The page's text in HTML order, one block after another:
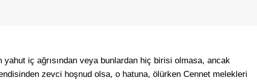
iç ağrısından veya bunlardan hiç birisi olmasa, ancak
zevci hoşnud olsa, o hatuna, ölürken Cennet melekleri